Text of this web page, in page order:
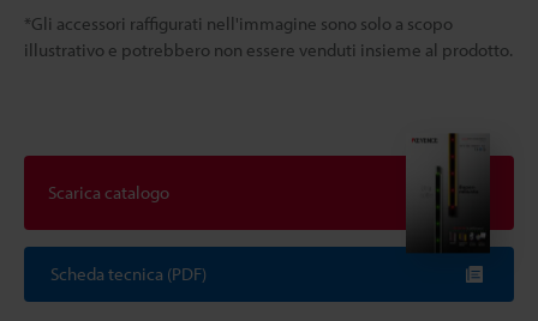
*Gli accessori raffigurati nell'immagine sono solo a scopo
illustrativo e potrebbero non essere venduti insieme al prodotto.
Scarica catalogo
Scheda tecnica (PDF)